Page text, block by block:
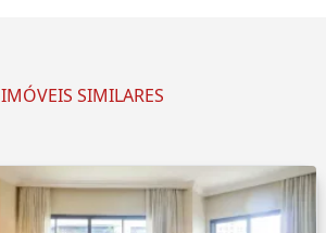
IMÓVEIS SIMILARES